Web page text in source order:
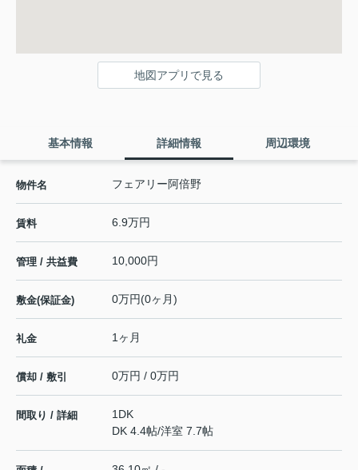
地図アプリで見る
基本情報 詳細情報 周辺環境
物件名 フェアリー阿倍野
賃料 6.9万円
管理 / 共益費 10,000円
敷金(保証金) 0万円(0ヶ月)
礼金 1ヶ月
償却 / 敷引 0万円 / 0万円
間取り / 詳細
1DK
DK 4.4帖/洋室 7.7帖